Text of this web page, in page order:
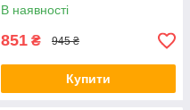
В наявності
851 ₴ 945 ₴
Купити